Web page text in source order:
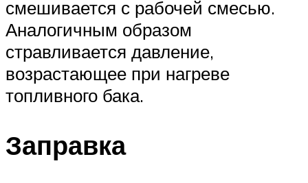
смешивается с рабочей смесью.
Аналогичным образом
стравливается давление,
возрастающее при нагреве
топливного бака.
Заправка